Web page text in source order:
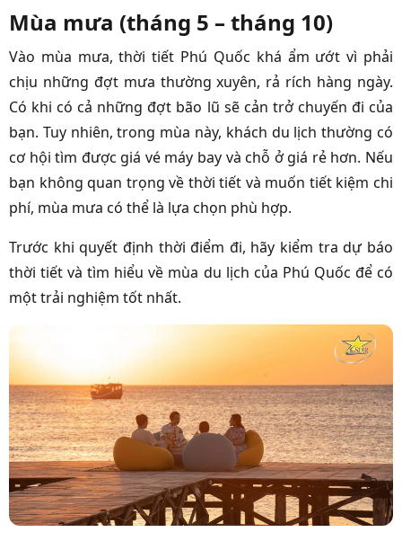
Mùa mưa (tháng 5 – tháng 10)
Vào mùa mưa, thời tiết Phú Quốc khá ẩm ướt vì phải
chịu những đợt mưa thường xuyên, rả rích hàng ngày.
Có khi có cả những đợt bão lũ sẽ cản trở chuyến đi của
bạn. Tuy nhiên, trong mùa này, khách du lịch thường có
cơ hội tìm được giá vé máy bay và chỗ ở giá rẻ hơn. Nếu
bạn không quan trọng về thời tiết và muốn tiết kiệm chi
phí, mùa mưa có thể là lựa chọn phù hợp.
Trước khi quyết định thời điểm đi, hãy kiểm tra dự báo
thời tiết và tìm hiểu về mùa du lịch của Phú Quốc để có
một trải nghiệm tốt nhất.